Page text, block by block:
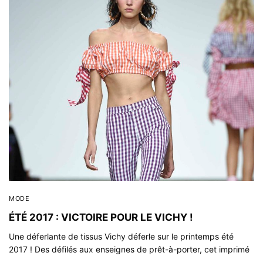
MODE
ÉTÉ 2017 : VICTOIRE POUR LE VICHY !
Une déferlante de tissus Vichy déferle sur le printemps été
2017 ! Des défilés aux enseignes de prêt-à-porter, cet imprimé